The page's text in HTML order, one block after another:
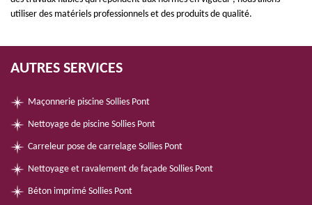
utiliser des matériels professionnels et des produits de qualité.
AUTRES SERVICES
Maçonnerie piscine Sollies Pont
Nettoyage de piscine Sollies Pont
Carreleur pose de carrelage Sollies Pont
Nettoyage et ravalement de façade Sollies Pont
Béton imprimé Sollies Pont